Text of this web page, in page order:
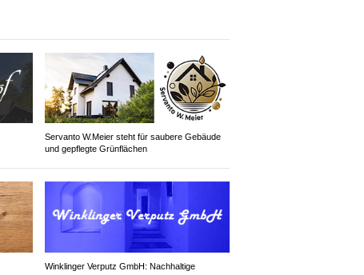
Servanto W.Meier steht für saubere Gebäude
und gepflegte Grünflächen
Winklinger Verputz GmbH: Nachhaltige